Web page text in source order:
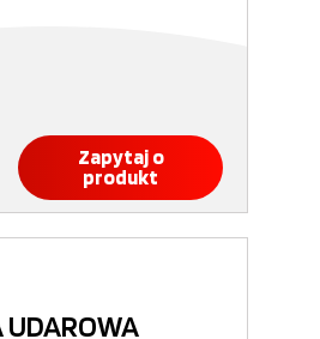
Zapytaj o
produkt